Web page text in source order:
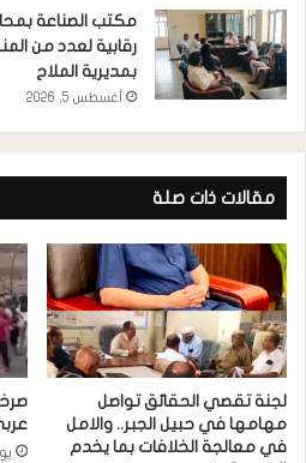
مكتب الصناعة
رقابية لعدد من
بمديرية الملاح
أغسطس 5, 2026
مقالات ذات صلة
لجنة تقصي الحقائق تواصل
مهامها في حبيل الجبر.. والامل
في معالجة الخلافات بما يخدم